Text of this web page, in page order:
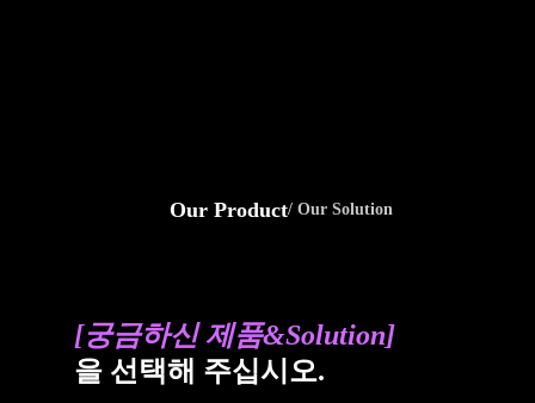
Our Product/ Our Solution
[궁금하신 제품&Solution]
을 선택해 주십시오.